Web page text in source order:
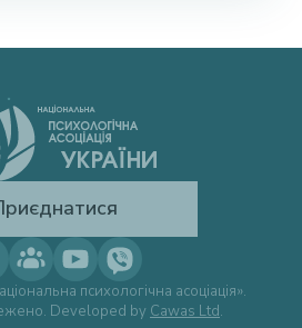
психологічна асоціація».
Developed by Cawas Ltd.